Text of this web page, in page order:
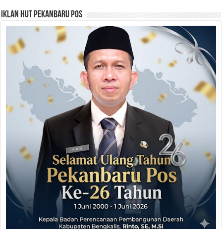
Iklan HUT Pekanbaru Pos